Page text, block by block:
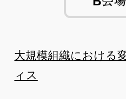
大規模組織における
ィス